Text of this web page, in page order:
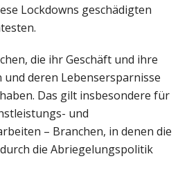
Lockdowns geschädigten
die ihr Geschäft und ihre
deren Lebensersparnisse
Das gilt insbesondere für
und
– Branchen, in denen die
die Abriegelungspolitik